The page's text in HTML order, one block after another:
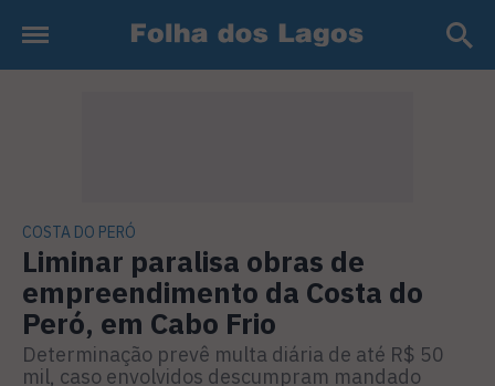
COSTA DO PERÓ
Liminar paralisa obras de
empreendimento da Costa do
Peró, em Cabo Frio
Determinação prevê multa diária de até R$ 50
mil, caso envolvidos descumpram mandado